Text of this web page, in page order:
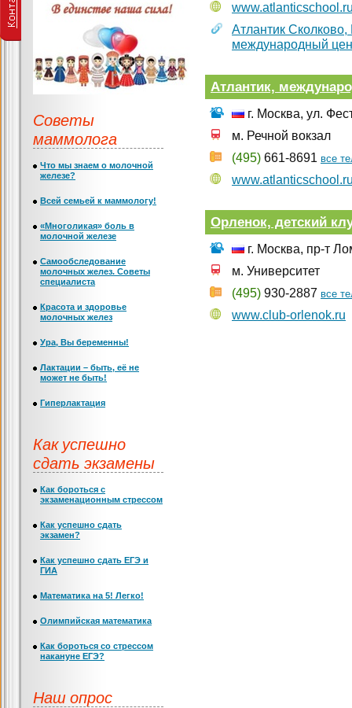
Атлантик
международный
Атлантик,
г. Москва, ул.
м. Речной вокзал
(495) 661-8691 все
Орленок, детский
г. Москва, пр-т
м. Университет
(495) 930-2887 все
www.club-orlenok.ru
Советы
маммолога
Что мы знаем о молочной
железе?
Всей семьей к маммологу!
«Многоликая» боль в
молочной железе
Самообследование
молочных желез. Советы
специалиста
Красота и здоровье
молочных желез
Ура, Вы беременны!
Лактации – быть, её не
может не быть!
Гиперлактация
Как успешно
сдать экзамены
Как бороться с
экзаменационным стрессом
Как успешно сдать
экзамен?
Как успешно сдать ЕГЭ и
ГИА
Математика на 5! Легко!
Олимпийская математика
Как бороться со стрессом
накануне ЕГЭ?
Наш опрос